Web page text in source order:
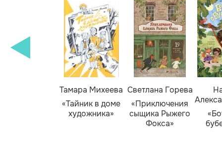
Тамара Михеева
«Тайник в доме
художника»
Светлана Горева
«Приключения
сыщика Рыжего
Фокса»